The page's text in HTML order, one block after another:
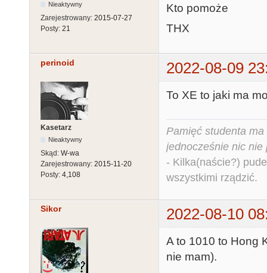
Nieaktywny
Zarejestrowany: 2015-07-27
Posty: 21
Kto pomoże
THX
perinoid 2022-08-09
Kasetarz
Nieaktywny
Skąd: W-wa
Zarejestrowany: 2015-11-20
Posty: 4,108
To XE to jaki ma
Pamięć studenta
jednocześnie nic nie
- Kilka(naście?)
wszystkimi rządzić.
Sikor 2022-08-10
A to 1010 to Hong
nie mam).